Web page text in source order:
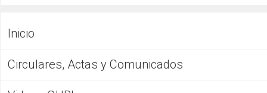
Inicio
Circulares, Actas y Comunicados